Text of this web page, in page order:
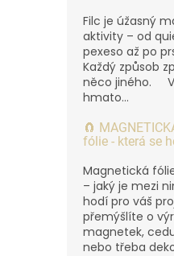
Filc je úžasný
aktivity – od
pexeso až po
Každý způsob
něco jiného.
hmato...
🧲
fólie - která se
Magnetická
– jaký je mezi
hodí pro váš
přemýšlíte o
magnetek,
nebo třeba